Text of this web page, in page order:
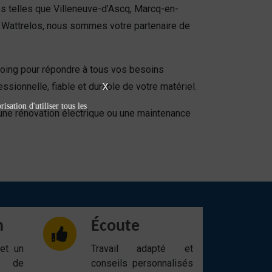
telles que Villeneuve-d’Ascq, Marcq-en-
nous sommes votre partenaire de
pour répondre à tous vos besoins
fiable et durable de votre matériel.
rénovation électrique ou une maintenance
un
de
Écoute
Travail adapté et
conseils personnalisés
X
d'utiliser tous les